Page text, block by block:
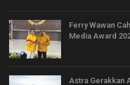
Ferry Wawan
Media Award
Astra Gerakkan